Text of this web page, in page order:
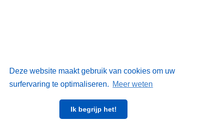
Deze website maakt gebruik van cookies om uw
surfervaring te optimaliseren. Meer weten
Ik begrijp het!